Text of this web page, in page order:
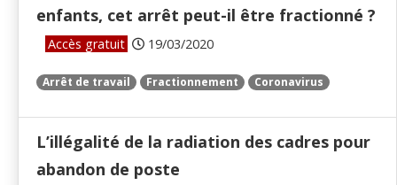
enfants, cet arrêt peut-il être fractionné ?
Accès gratuit 19/03/2020
Arrêt de travail Fractionnement Coronavirus
L’illégalité de la radiation des cadres pour
abandon de poste